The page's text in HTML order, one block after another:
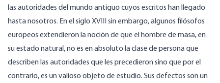
las autoridades del mundo antiguo cuyos escritos han llegado
hasta nosotros. En el siglo XVIII sin embargo, algunos filósofos
europeos extendieron la noción de que el hombre de masa, en
su estado natural, no es en absoluto la clase de persona que
describen las autoridades que les precedieron sino que por el
contrario, es un valioso objeto de estudio. Sus defectos son un